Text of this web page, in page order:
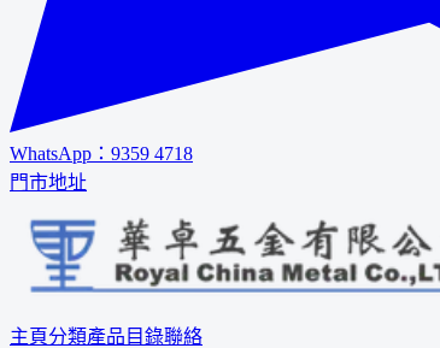
WhatsApp： 9359 4718
門市地址
主頁分類產品 目錄聯絡